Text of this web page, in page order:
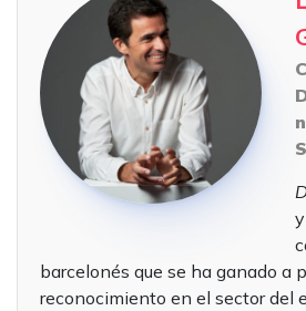
barcelonés que se ha ganado a
reconocimiento en el sector del